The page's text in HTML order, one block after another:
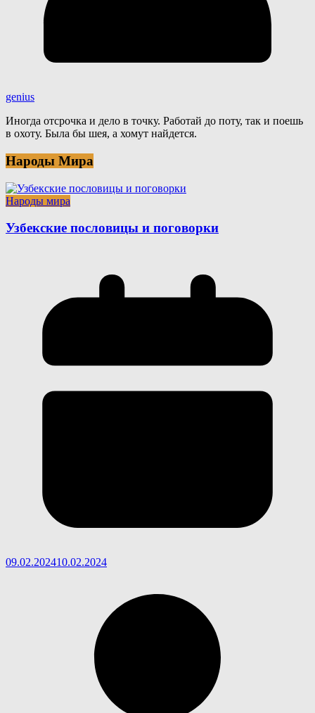
genius
Иногда отсрочка и дело в точку. Работай до поту, так и поешь
в охоту. Была бы шея, а хомут найдется.
Народы Мира
Народы мира
Узбекские пословицы и поговорки
09.02.202410.02.2024